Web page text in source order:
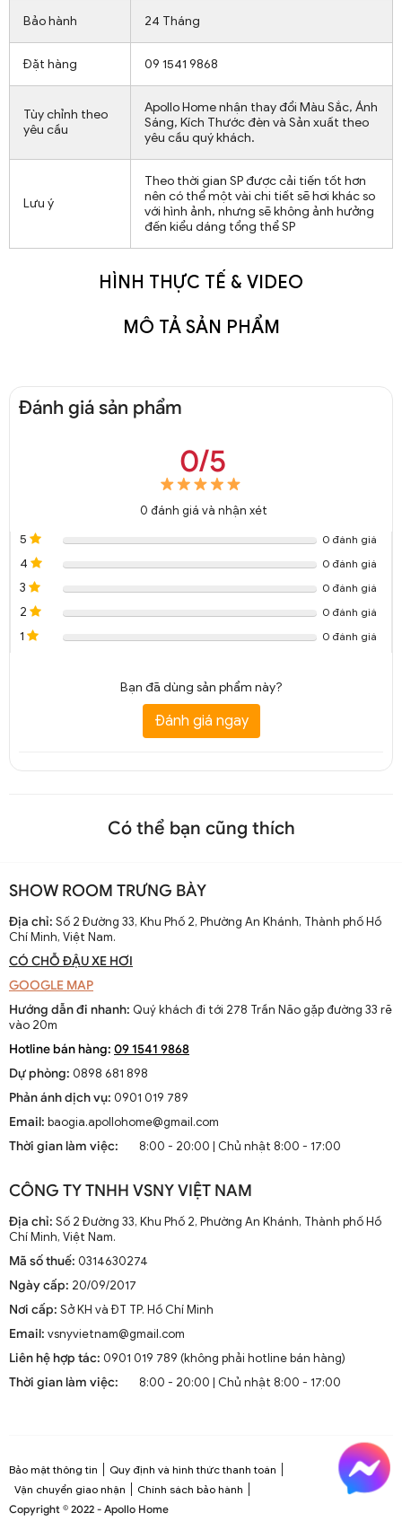
Bảo hành 24 Tháng
Đặt hàng 09 1541 9868
Tùy chỉnh theo
yêu cầu
Apollo Home nhận thay đổi Màu Sắc, Ánh
Sáng, Kích Thước đèn và Sản xuất theo
yêu cầu quý khách.
Lưu ý
Theo thời gian SP được cải tiến tốt hơn
nên có thể một vài chi tiết sẽ hơi khác so
với hình ảnh, nhưng sẽ không ảnh hưởng
đến kiểu dáng tổng thể SP
HÌNH THỰC TẾ & VIDEO
MÔ TẢ SẢN PHẨM
Đánh giá sản phẩm
0/5
0 đánh giá và nhận xét
5
0 đánh giá
4 0 đánh giá
3 0 đánh giá
2 0 đánh giá
1 0 đánh giá
Bạn đã dùng sản phẩm này?
Đánh giá ngay
Có thể bạn cũng thích
SHOW ROOM TRƯNG BÀY
Địa chỉ: Số 2 Đường 33, Khu Phố 2, Phường An Khánh, Thành phố Hồ
Chí Minh, Việt Nam.
CÓ CHỖ ĐẬU XE HƠI
GOOGLE MAP
Hướng dẫn đi nhanh: Quý khách đi tới 278 Trần Não gặp đường 33 rẽ
vào 20m
Hotline bán hàng: 09 1541 9868
Dự phòng: 0898 681 898
Phản ánh dịch vụ: 0901 019 789
Email: baogia.apollohome@gmail.com
Thời gian làm việc:
8:00 - 20:00 | Chủ nhật 8:00 - 17:00
CÔNG TY TNHH VSNY VIỆT NAM
Địa chỉ: Số 2 Đường 33, Khu Phố 2, Phường An Khánh, Thành phố Hồ
Chí Minh, Việt Nam.
Mã số thuế: 0314630274
Ngày cấp: 20/09/2017
Nơi cấp: Sở KH và ĐT TP. Hồ Chí Minh
Email: vsnyvietnam@gmail.com
Liên hệ hợp tác: 0901 019 789 (không phải hotline bán hàng)
Thời gian làm việc:
8:00 - 20:00 | Chủ nhật 8:00 - 17:00
Bảo mật thông tin
Quy định và hình thức thanh toán
Vận chuyển giao nhận
Chính sách bảo hành
Copyright © 2022 - Apollo Home